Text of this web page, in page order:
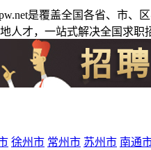
是覆盖全国各省、市、
人才，一站式解决全国求职
徐州市 常州市 苏州市 南通